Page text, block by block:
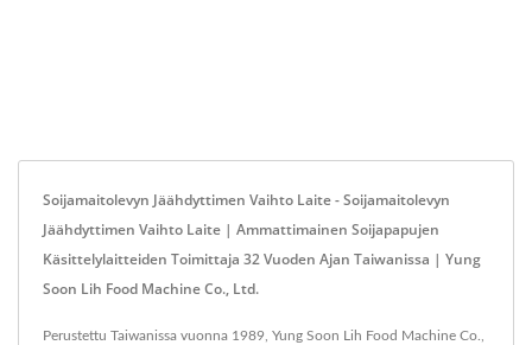
Soijamaitolevyn Jäähdyttimen Vaihto Laite - Soijamaitolevyn
Jäähdyttimen Vaihto Laite | Ammattimainen Soijapapujen
Käsittelylaitteiden Toimittaja 32 Vuoden Ajan Taiwanissa | Yung
Soon Lih Food Machine Co., Ltd.
Perustettu Taiwanissa vuonna 1989, Yung Soon Lih Food Machine Co.,